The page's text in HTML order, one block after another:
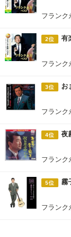
フランク
2位 有
フランク
3位 お
フランク
4位 夜
フランク
5位 霧
フランク